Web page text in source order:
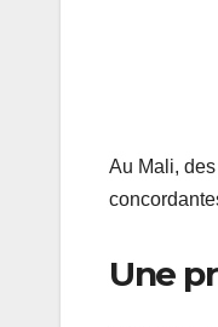
Au Mali,
Une